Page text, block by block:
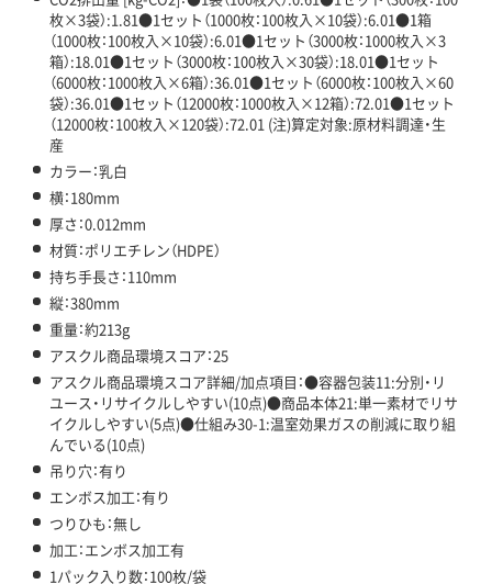
枚×3袋）:1.81●1セット（1000枚：100枚入×10袋）:6.01●1箱
（1000枚：100枚入×10袋）:6.01●1セット（3000枚：1000枚入×3
箱）:18.01●1セット（3000枚：100枚入×30袋）:18.01●1セット
（6000枚：1000枚入×6箱）:36.01●1セット（6000枚：100枚入×60
袋）:36.01●1セット（12000枚：1000枚入×12箱）:72.01●1セット
（12000枚：100枚入×120袋）:72.01 (注)算定対象:原材料調達・生
産
カラー：乳白
横：180mm
厚さ：0.012mm
材質：ポリエチレン（HDPE）
持ち手長さ：110mm
縦：380mm
重量：約213g
アスクル商品環境スコア：25
アスクル商品環境スコア詳細/加点項目：●容器包装11:分別・リ
ユース・リサイクルしやすい(10点)●商品本体21:単一素材でリサ
イクルしやすい(5点)●仕組み30-1:温室効果ガスの削減に取り組
んでいる(10点)
吊り穴：有り
エンボス加工：有り
つりひも：無し
加工：エンボス加工有
1パック入り数：100枚/袋